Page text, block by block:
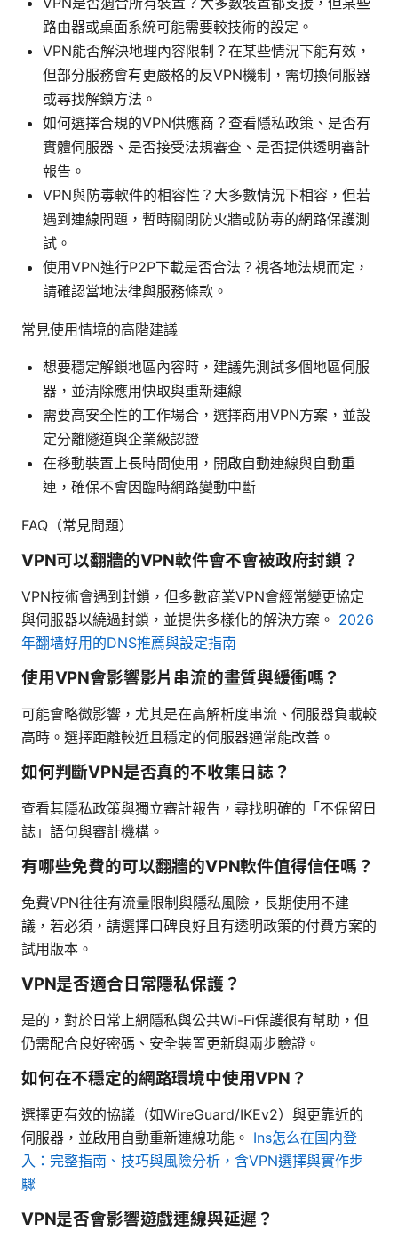
路由器或桌面系統可能需要較技術的設定。
VPN能否解決地理內容限制？在某些情況下能有效，
但部分服務會有更嚴格的反VPN機制，需切換伺服器
或尋找解鎖方法。
如何選擇合規的VPN供應商？查看隱私政策、是否有
實體伺服器、是否接受法規審查、是否提供透明審計
報告。
VPN與防毒軟件的相容性？大多數情況下相容，但若
遇到連線問題，暫時關閉防火牆或防毒的網路保護測
試。
使用VPN進行P2P下載是否合法？視各地法規而定，
請確認當地法律與服務條款。
常見使用情境的高階建議
想要穩定解鎖地區內容時，建議先測試多個地區伺服
器，並清除應用快取與重新連線
需要高安全性的工作場合，選擇商用VPN方案，並設
定分離隧道與企業級認證
在移動裝置上長時間使用，開啟自動連線與自動重
連，確保不會因臨時網路變動中斷
FAQ（常見問題）
VPN可以翻牆的VPN軟件會不會被政府封鎖？
VPN技術會遇到封鎖，但多數商業VPN會經常變更協定
與伺服器以繞過封鎖，並提供多樣化的解決方案。 2026
年翻墙好用的DNS推薦與設定指南
使用VPN會影響影片串流的畫質與緩衝嗎？
可能會略微影響，尤其是在高解析度串流、伺服器負載較
高時。選擇距離較近且穩定的伺服器通常能改善。
如何判斷VPN是否真的不收集日誌？
查看其隱私政策與獨立審計報告，尋找明確的「不保留日
誌」語句與審計機構。
有哪些免費的可以翻牆的VPN軟件值得信任嗎？
免費VPN往往有流量限制與隱私風險，長期使用不建
議，若必須，請選擇口碑良好且有透明政策的付費方案的
試用版本。
VPN是否適合日常隱私保護？
是的，對於日常上網隱私與公共Wi-Fi保護很有幫助，但
仍需配合良好密碼、安全裝置更新與兩步驗證。
如何在不穩定的網路環境中使用VPN？
選擇更有效的協議（如WireGuard/IKEv2）與更靠近的
伺服器，並啟用自動重新連線功能。 Ins怎么在国内登
入：完整指南、技巧與風險分析，含VPN選擇與實作步
驟
VPN是否會影響遊戲連線與延遲？